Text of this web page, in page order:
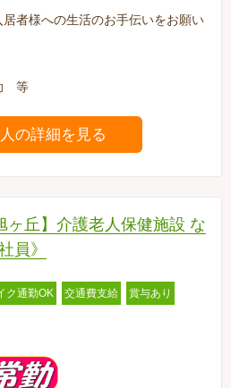
者様への生活のお手伝いをお願い
等
の詳細を見る
ヶ丘】介護老人保健施設 な
員》
ク通勤OK 交通費支給 賞与あり